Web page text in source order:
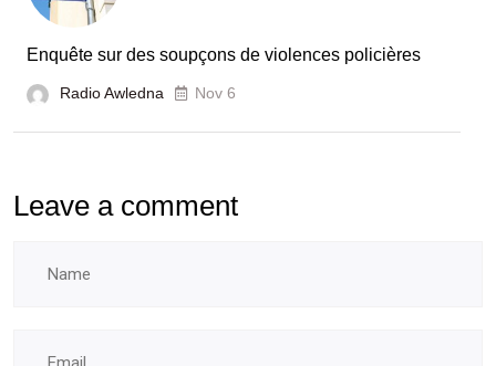
Enquête sur des soupçons de violences policières
Radio Awledna Nov 6
Leave a comment